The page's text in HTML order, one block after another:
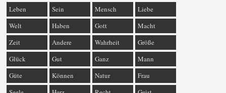
Leben Sein Mensch
Liebe
Welt
Haben Gott
Macht
Zeit
Andere Wahrheit
Größe
Glück
Gut Ganz
Mann
Güte
Können Natur
Frau